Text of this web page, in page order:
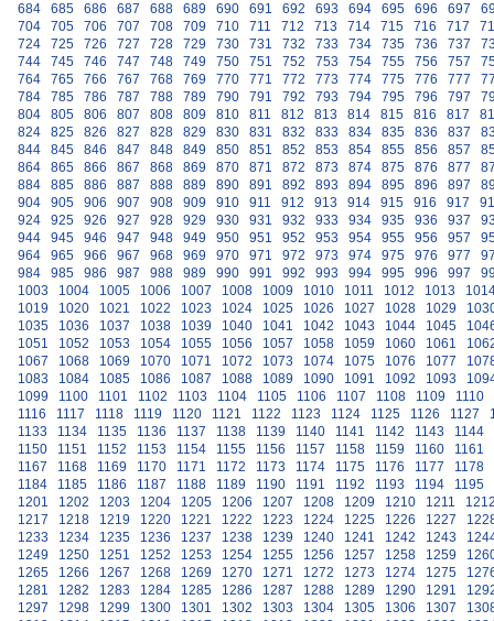
684
685 686 687 688 689 690 691 692 693 694 695 696 697
704
705 706 707 708 709 710 711 712 713 714 715 716 717
724
725 726 727 728 729 730 731 732 733 734 735 736 737
744
745 746 747 748 749 750 751 752 753 754 755 756 757
764
765 766 767 768 769 770 771 772 773 774 775 776 777
784
785 786 787 788 789 790 791 792 793 794 795 796 797
804
805 806 807 808 809 810 811 812 813 814 815 816 817
824
825 826 827 828 829 830 831 832 833 834 835 836 837
844
845 846 847 848 849 850 851 852 853 854 855 856 857
864
865 866 867 868 869 870 871 872 873 874 875 876 877
884
885 886 887 888 889 890 891 892 893 894 895 896 897
904
905 906 907 908 909 910 911 912 913 914 915 916 917
924
925 926 927 928 929 930 931 932 933 934 935 936 937
944
945 946 947 948 949 950 951 952 953 954 955 956 957
964
965 966 967 968 969 970 971 972 973 974 975 976 977
984
985 986 987 988 989 990 991 992 993 994 995 996 997
1003
1004 1005 1006 1007 1008 1009 1010 1011 1012 1013
1019
1020 1021 1022 1023 1024 1025 1026 1027 1028 1029
1035
1036 1037 1038 1039 1040 1041 1042 1043 1044 1045
1051
1052 1053 1054 1055 1056 1057 1058 1059 1060 1061
1067
1068 1069 1070 1071 1072 1073 1074 1075 1076 1077
1083
1084 1085 1086 1087 1088 1089 1090 1091 1092 1093
1099
1100 1101 1102 1103 1104 1105 1106 1107 1108 1109
1110
1116
1117 1118 1119 1120 1121 1122 1123 1124 1125 1126 1127
1133
1134 1135 1136 1137 1138 1139 1140 1141 1142 1143
1144
1150
1151 1152 1153 1154 1155 1156 1157 1158 1159 1160
1161
1167
1168 1169 1170 1171 1172 1173 1174 1175 1176 1177
1178
1184
1185 1186 1187 1188 1189 1190 1191 1192 1193 1194
1195
1201
1202 1203 1204 1205 1206 1207 1208 1209 1210 1211
1217
1218 1219 1220 1221 1222 1223 1224 1225 1226 1227
1233
1234 1235 1236 1237 1238 1239 1240 1241 1242 1243
1249
1250 1251 1252 1253 1254 1255 1256 1257 1258 1259
1265
1266 1267 1268 1269 1270 1271 1272 1273 1274 1275
1281
1282 1283 1284 1285 1286 1287 1288 1289 1290 1291
1297
1298 1299 1300 1301 1302 1303 1304 1305 1306 1307